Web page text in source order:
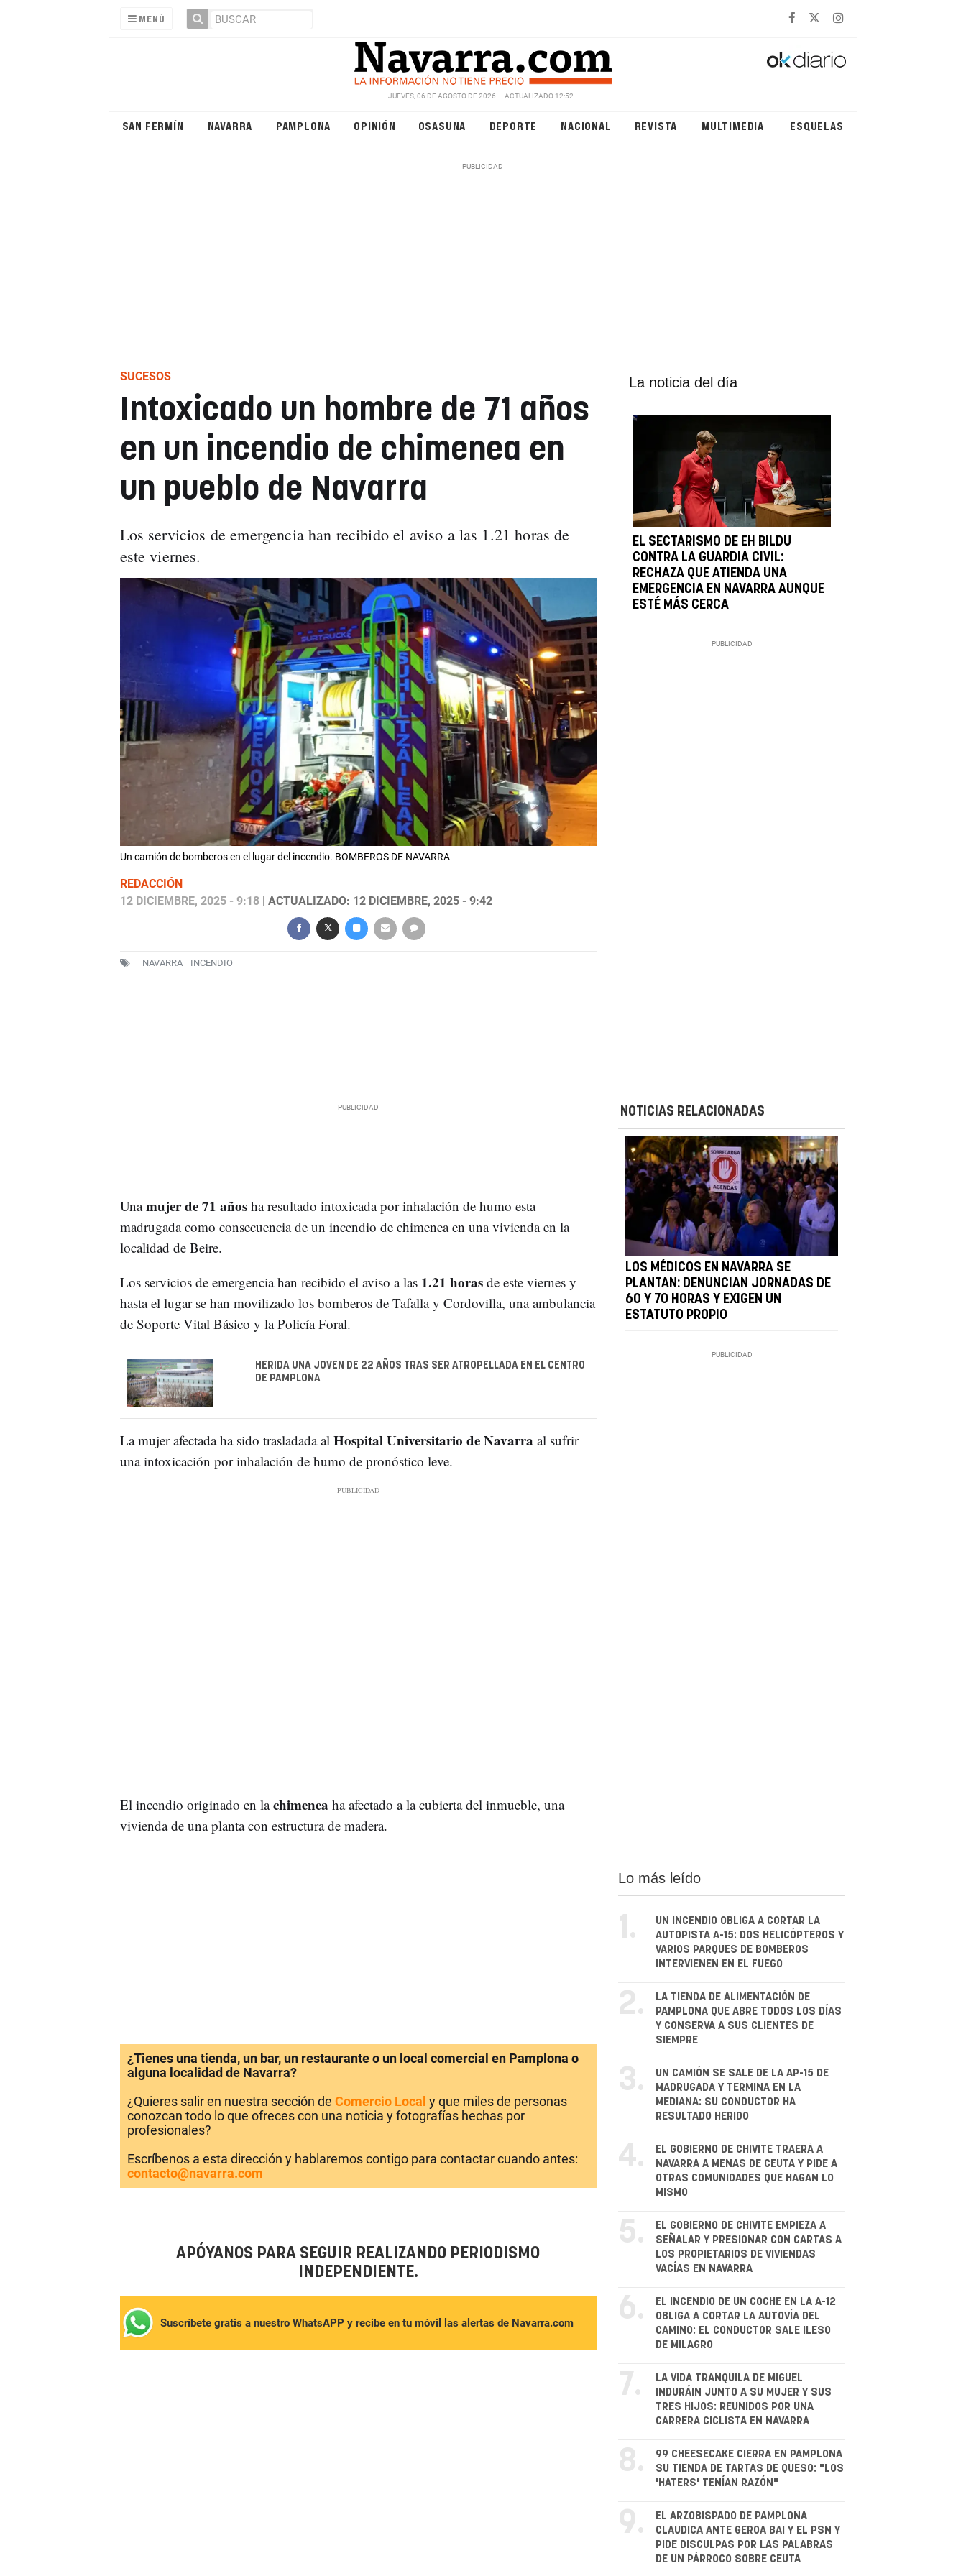
MENÚ
JUEVES, 06 DE AGOSTO DE 2026 ACTUALIZADO 12:52
SAN FERMÍN NAVARRA PAMPLONA OPINIÓN OSASUNA DEPORTE NACIONAL REVISTA MULTIMEDIA ESQUELAS
SUCESOS
Intoxicado un hombre de 71 años
en un incendio de chimenea en
un pueblo de Navarra
Los servicios de emergencia han recibido el aviso a las 1.21 horas de
este viernes.
Un camión de bomberos en el lugar del incendio. BOMBEROS DE NAVARRA
REDACCIÓN
12 DICIEMBRE, 2025 - 9:18| ACTUALIZADO: 12 DICIEMBRE, 2025 - 9:42
NAVARRA INCENDIO
La noticia del día
EL SECTARISMO DE EH BILDU
CONTRA LA GUARDIA CIVIL:
RECHAZA QUE ATIENDA UNA
EMERGENCIA EN NAVARRA AUNQUE
ESTÉ MÁS CERCA
Unamujer de 71 añosha resultado intoxicada por inhalación de humo esta
madrugada como consecuencia de un incendio de chimenea en una vivienda en la
localidad de Beire.
Los servicios de emergencia han recibido el aviso a las 1.21 horas de este viernes y
hasta el lugar se han movilizado los bomberos de Tafalla y Cordovilla, una ambulancia
de Soporte Vital Básico y la Policía Foral.
HERIDA UNA JOVEN DE 22 AÑOS TRAS SER ATROPELLADA EN EL CENTRO
DE PAMPLONA
La mujer afectada ha sido trasladada al Hospital Universitario de Navarra al sufrir
una intoxicación por inhalación de humo de pronóstico leve.
El incendio originado en lachimenea ha afectado a la cubierta del inmueble, una
vivienda de una planta con estructura de madera.
NOTICIAS RELACIONADAS
LOS MÉDICOS EN NAVARRA SE
PLANTAN: DENUNCIAN JORNADAS DE
60 Y 70 HORAS Y EXIGEN UN
ESTATUTO PROPIO
¿Tienes una tienda, un bar, un restaurante o un local comercial en Pamplona o
alguna localidad de Navarra?
¿Quieres salir en nuestra sección de Comercio Local y que miles de personas
conozcan todo lo que ofreces con una noticia y fotografías hechas por
profesionales?
Escríbenos a esta dirección y hablaremos contigo para contactar cuando antes:
contacto@navarra.com
APÓYANOS PARA SEGUIR REALIZANDO PERIODISMO
INDEPENDIENTE.
Suscríbete gratis a nuestro WhatsAPP y recibe en tu móvil las alertas de Navarra.com
Lo más leído
1.
UN INCENDIO OBLIGA A CORTAR LA
AUTOPISTA A-15: DOS HELICÓPTEROS Y
VARIOS PARQUES DE BOMBEROS
INTERVIENEN EN EL FUEGO
2.
LA TIENDA DE ALIMENTACIÓN DE
PAMPLONA QUE ABRE TODOS LOS DÍAS
Y CONSERVA A SUS CLIENTES DE
SIEMPRE
3.
UN CAMIÓN SE SALE DE LA AP-15 DE
MADRUGADA Y TERMINA EN LA
MEDIANA: SU CONDUCTOR HA
RESULTADO HERIDO
4.
EL GOBIERNO DE CHIVITE TRAERÁ A
NAVARRA A MENAS DE CEUTA Y PIDE A
OTRAS COMUNIDADES QUE HAGAN LO
MISMO
5.
EL GOBIERNO DE CHIVITE EMPIEZA A
SEÑALAR Y PRESIONAR CON CARTAS A
LOS PROPIETARIOS DE VIVIENDAS
VACÍAS EN NAVARRA
6.
EL INCENDIO DE UN COCHE EN LA A-12
OBLIGA A CORTAR LA AUTOVÍA DEL
CAMINO: EL CONDUCTOR SALE ILESO
DE MILAGRO
7.
LA VIDA TRANQUILA DE MIGUEL
INDURÁIN JUNTO A SU MUJER Y SUS
TRES HIJOS: REUNIDOS POR UNA
CARRERA CICLISTA EN NAVARRA
8.
99 CHEESECAKE CIERRA EN PAMPLONA
SU TIENDA DE TARTAS DE QUESO: "LOS
'HATERS' TENÍAN RAZÓN"
9.
EL ARZOBISPADO DE PAMPLONA
CLAUDICA ANTE GEROA BAI Y EL PSN Y
PIDE DISCULPAS POR LAS PALABRAS
DE UN PÁRROCO SOBRE CEUTA